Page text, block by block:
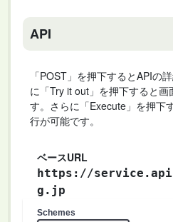
API
「POST」を押下するとAPIの
に「Try it out」を押下すると画
す。さらに「Execute」を押下
行が可能です。
ベースURL
https://
g.jp
Schemes